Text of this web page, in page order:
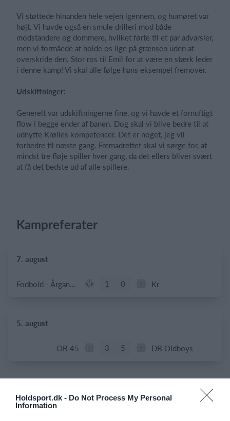
Holdsport.dk - Do Not Process My Personal
Information
Vi støttede hinanden hele vejen igennem, og humøret var
højt. Vi havde også en smule drilleri mod både
modstandere og dommere, hvilket førte til et par advarsler,
men vi formåede at holde os lige på grænsen uden at
overskride den. Stor ros til Emil for at være en stærk leder
i denne kamp! Vi skal alle følge hans eksempel fremover.
Udskiftninger:
Generelt var udskiftningerne fine, og vi havde et fornuftigt
flow i begge ender af banen. Dog skal vi blive bedre til at
udnytte Krølles kompetencer. Det er noget, jeg vil
forbedre til næste gang. Fremadrettet skal vi sørge for, at
mindst tre fløje spiller hver gang, da det ellers bliver svært
at få det bedste ud af alle spillere.
Kampreferater
7. august
Fodbold - Årgang 2014 1 0 Kr
5. august
OB 45 3 5 DB Oldboys
Bryggebold